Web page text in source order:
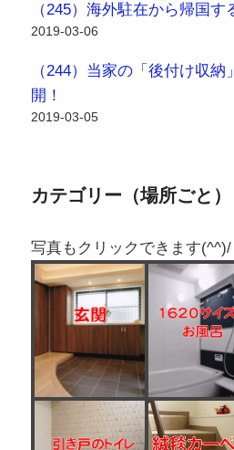
写真もクリックできます(^^)/
第一印象が重要な玄関（17）